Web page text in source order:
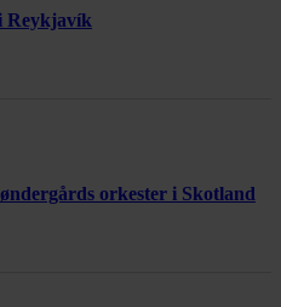
Reykjavík
orkester i Skotland